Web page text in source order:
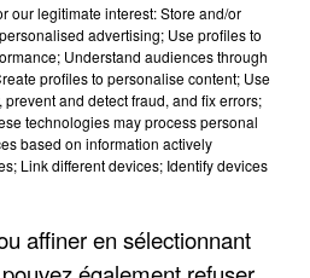
LES
our legitimate interest: Store and/or
advertising; Use profiles to
Understand audiences through
profiles to personalise content; Use
and detect fraud, and fix errors;
technologies may process personal
based on information actively
Link different devices; Identify devices
affiner en sélectionnant